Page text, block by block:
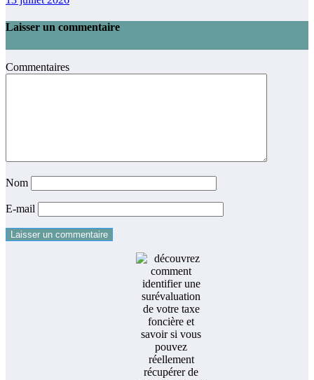
Laisser un commentaire
Commentaires
Nom
E-mail